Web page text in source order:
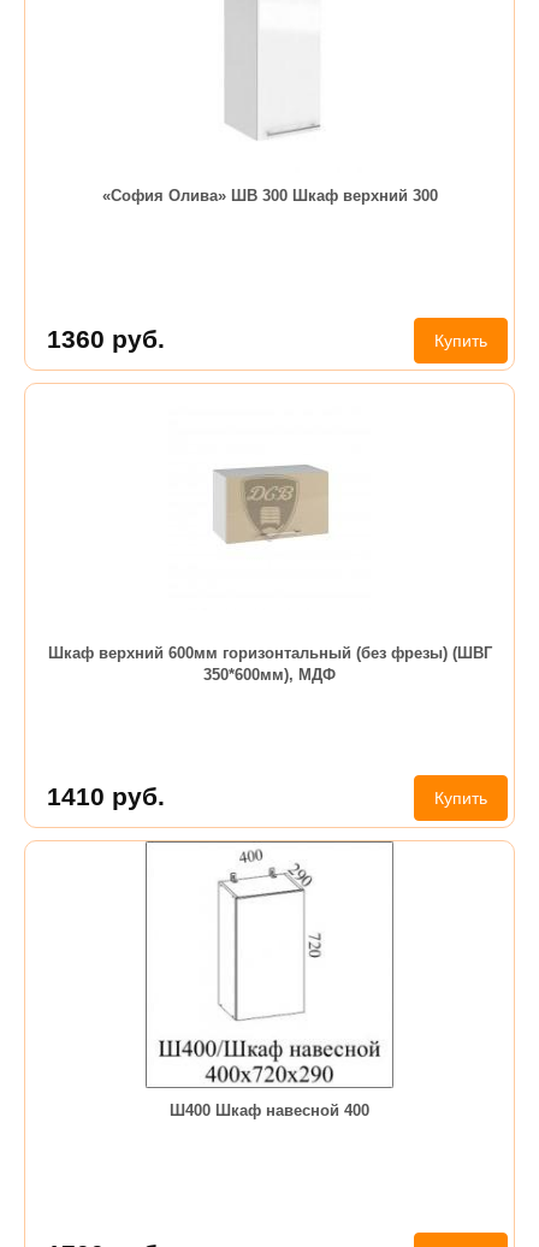
«София Олива» ШВ 300 Шкаф верхний 300
1360 руб. Купить
Шкаф верхний 600мм горизонтальный (без фрезы) (ШВГ
350*600мм), МДФ
1410 руб. Купить
Ш400 Шкаф навесной 400